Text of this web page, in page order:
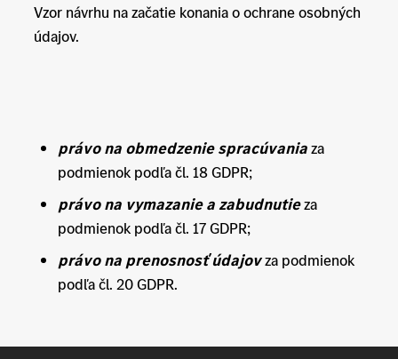
Vzor návrhu na začatie konania o ochrane osobných
údajov.
právo na obmedzenie spracúvaniaza
podmienok podľa čl. 18 GDPR;
právo na vymazanie a zabudnutieza
podmienok podľa čl. 17 GDPR;
právo na prenosnosť údajovza podmienok
podľa čl. 20 GDPR.